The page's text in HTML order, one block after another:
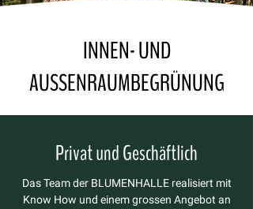
INNEN- UND
AUSSENRAUMBEGRÜNUNG
Privat und Geschäftlich
Das Team der BLUMENHALLE realisiert mit
Know How und einem grossen Angebot an